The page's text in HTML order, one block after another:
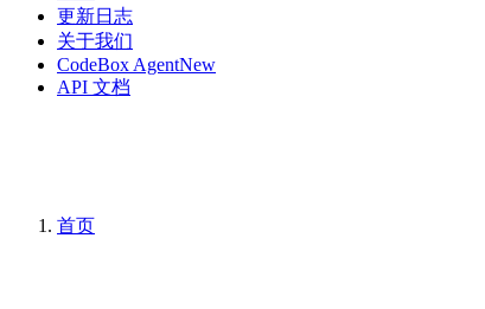
更新日志
关于我们
CodeBox AgentNew
API 文档
首页